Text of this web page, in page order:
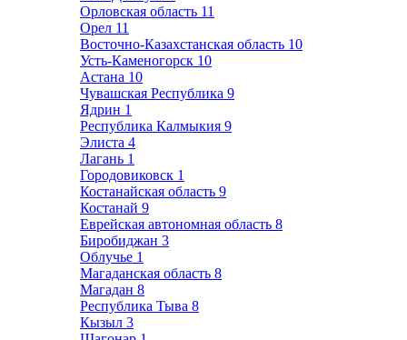
Орловская область 11
Орел 11
Восточно-Казахстанская область 10
Усть-Каменогорск 10
Астана 10
Чувашская Республика 9
Ядрин 1
Республика Калмыкия 9
Элиста 4
Лагань 1
Городовиковск 1
Костанайская область 9
Костанай 9
Еврейская автономная область 8
Биробиджан 3
Облучье 1
Магаданская область 8
Магадан 8
Республика Тыва 8
Кызыл 3